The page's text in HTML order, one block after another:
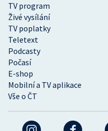
TV program
Živé vysílání
TV poplatky
Teletext
Podcasty
Počasí
E-shop
Mobilní a TV aplikace
Vše o ČT